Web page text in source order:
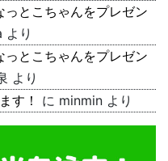
っとこちゃんをプレゼン
より
っとこちゃんをプレゼン
より
す！
に minmin より